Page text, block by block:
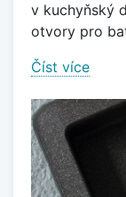
v kuchyňský
otvory pro
Číst více